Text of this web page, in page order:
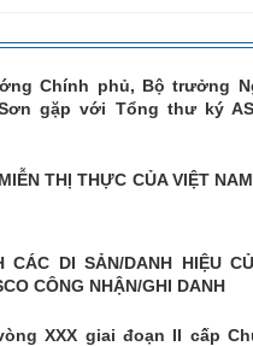
Chính phủ, Bộ trưởng
gặp với Tổng thư ký
THỊ THỰC CỦA VIỆT
CÁC DI SẢN/DANH HIỆU
CÔNG NHẬN/GHI DANH
XXX giai đoạn II cấp